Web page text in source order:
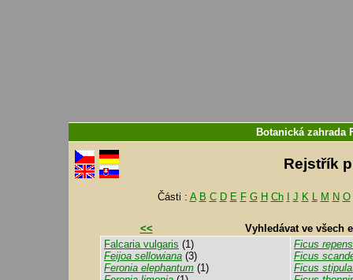
Botanická zahrada
Rejstřík
Části : A B C D E F G H Ch J K L M N O
<<
Vyhledávat ve všech
Falcaria vulgaris (1)
Feijoa sellowiana (3)
Feronia elephantum (1)
Ficus repens
Ficus
Ficus